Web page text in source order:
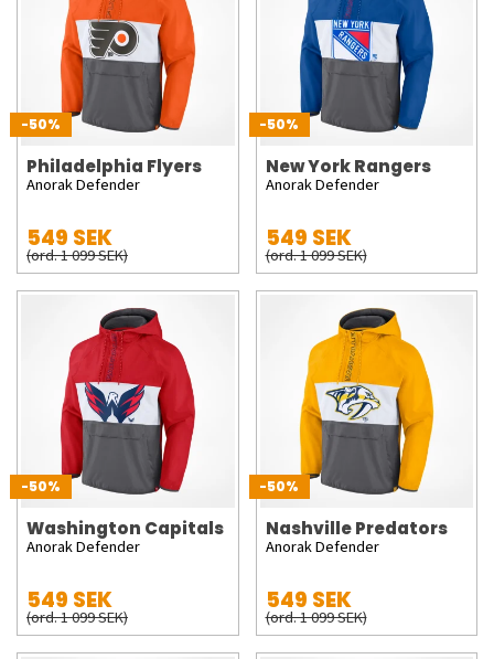
-50%
Philadelphia Flyers
Anorak Defender
549 SEK
(ord. 1 099 SEK)
-50%
New York Rangers
Anorak Defender
549 SEK
(ord. 1 099 SEK)
-50%
Washington Capitals
Anorak Defender
549 SEK
(ord. 1 099 SEK)
-50%
Nashville Predators
Anorak Defender
549 SEK
(ord. 1 099 SEK)